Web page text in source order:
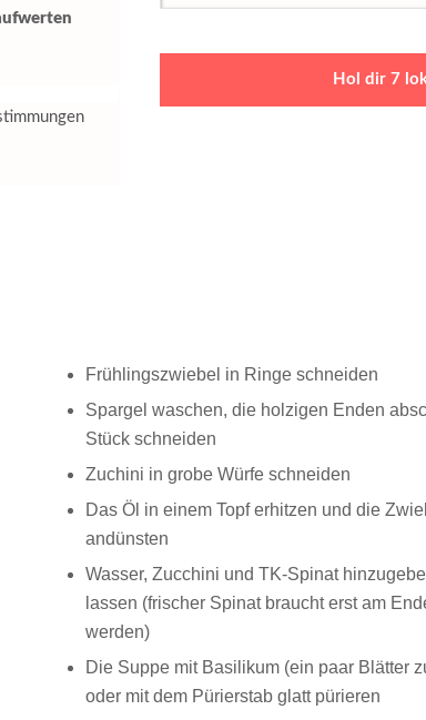
Hol dir 7
Frühlingszwiebel in Ringe schneiden
Spargel waschen, die holzigen Enden
Stück schneiden
Zuchini in grobe Würfe schneiden
Das Öl in einem Topf erhitzen und die
andünsten
Wasser, Zucchini und TK-Spinat
lassen (frischer Spinat braucht erst am
werden)
Die Suppe mit Basilikum (ein paar Blätter
oder mit dem Pürierstab glatt pürieren